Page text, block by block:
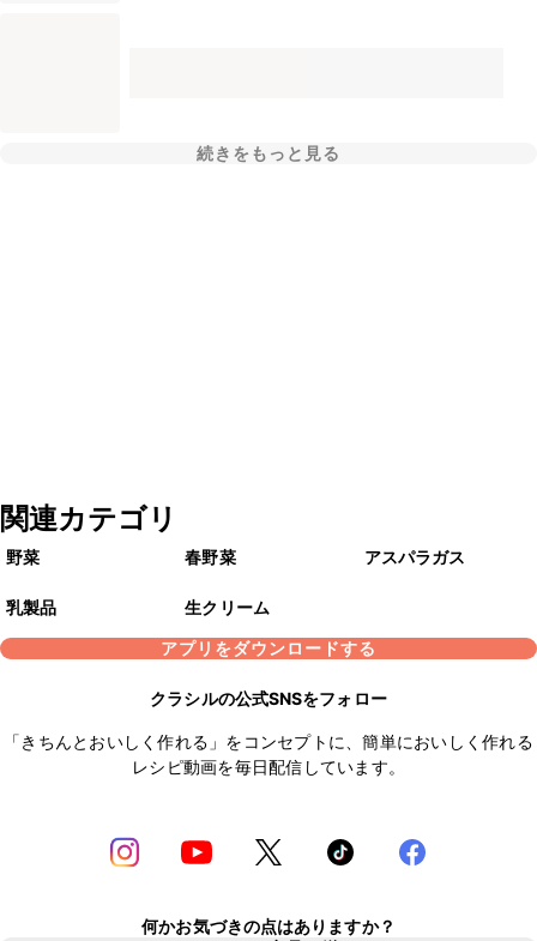
続きをもっと見る
関連カテゴリ
野菜 春野菜 アスパラガス
乳製品
生クリーム
アプリをダウンロードする
クラシルの公式SNSをフォロー
「きちんとおいしく作れる」をコンセプトに、簡単においしく作れる
レシピ動画を毎日配信しています。
何かお気づきの点はありますか？